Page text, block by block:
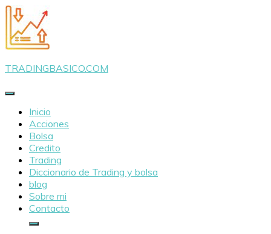
Saltar
al
contenido
TRADINGBASICO.COM
Inicio
Acciones
Bolsa
Credito
Trading
Diccionario de Trading y bolsa
blog
Sobre mi
Contacto